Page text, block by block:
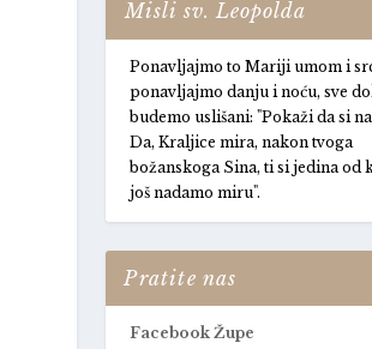
Misli sv. Leopolda
Ponavljajmo to Mariji umom i
ponavljajmo danju i noću, sve
budemo uslišani: "Pokaži da si
Da, Kraljice mira, nakon tvoga
božanskoga Sina, ti si jedina od
još nadamo miru".
Pratite nas
Facebook Župe